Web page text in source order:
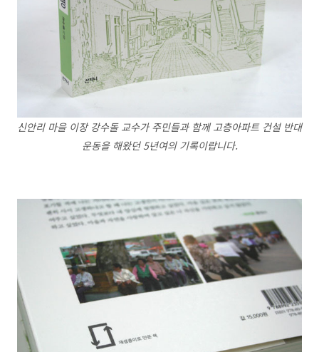
신안리 마을 이장 강수돌 교수가 주민들과 함께 고층아파트 건설 반대
운동을 해왔던 5년여의 기록이랍니다.